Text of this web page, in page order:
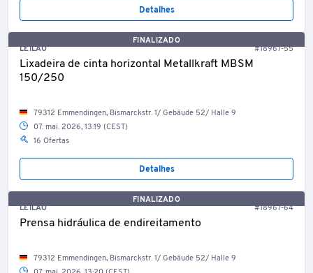
Detalhes
FINALIZADO
LEILÃO
#18967-55
Lixadeira de cinta horizontal Metallkraft MBSM
150/250
79312 Emmendingen, Bismarckstr. 1/ Gebäude 52/ Halle 9
07. mai. 2026, 13:19 (CEST)
16 Ofertas
Detalhes
FINALIZADO
LEILÃO
#18967-64
Prensa hidráulica de endireitamento
79312 Emmendingen, Bismarckstr. 1/ Gebäude 52/ Halle 9